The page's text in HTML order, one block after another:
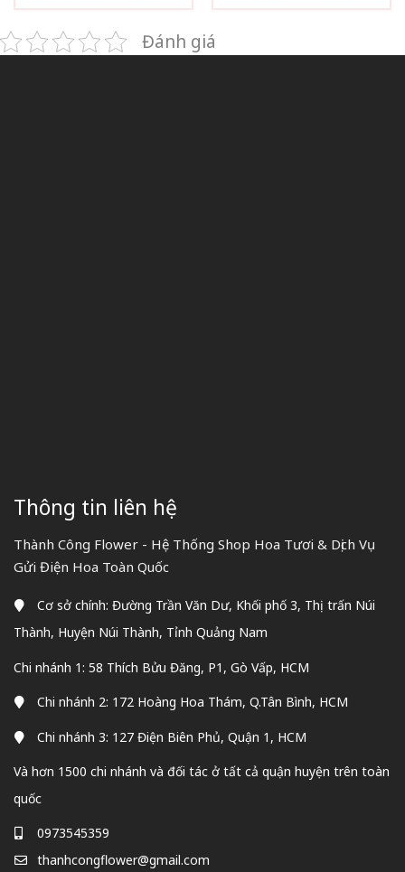
Đánh giá
Thông tin liên hệ
Thành Công Flower - Hệ Thống Shop Hoa Tươi & Dịch Vụ
Gửi Điện Hoa Toàn Quốc
Cơ sở chính: Đường Trần Văn Dư, Khối phố 3, Thị trấn Núi
Thành, Huyện Núi Thành, Tỉnh Quảng Nam
Chi nhánh 1: 58 Thích Bửu Đăng, P1, Gò Vấp, HCM
Chi nhánh 2: 172 Hoàng Hoa Thám, Q.Tân Bình, HCM
Chi nhánh 3: 127 Điện Biên Phủ, Quận 1, HCM
Và hơn 1500 chi nhánh và đối tác ở tất cả quận huyện trên toàn
quốc
0973545359
thanhcongflower@gmail.com